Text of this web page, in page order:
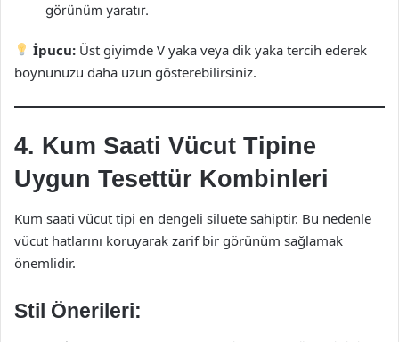
görünüm yaratır.
İpucu: Üst giyimde V yaka veya dik yaka tercih ederek
boynunuzu daha uzun gösterebilirsiniz.
4. Kum Saati Vücut Tipine
Uygun Tesettür Kombinleri
Kum saati vücut tipi en dengeli siluete sahiptir. Bu nedenle
vücut hatlarını koruyarak zarif bir görünüm sağlamak
önemlidir.
Stil Önerileri: